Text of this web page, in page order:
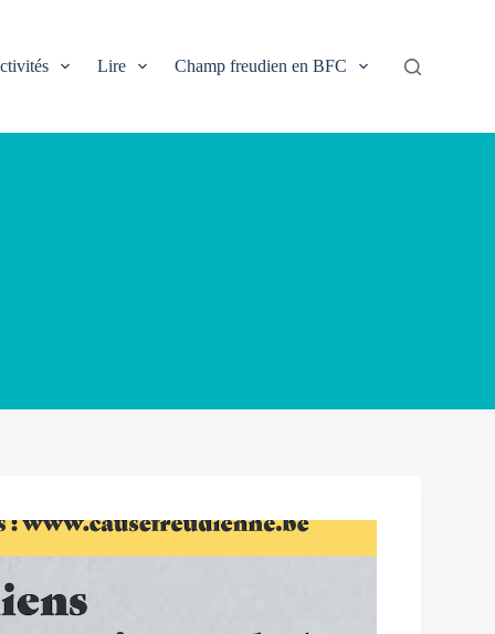
Lire Champ freudien en BFC